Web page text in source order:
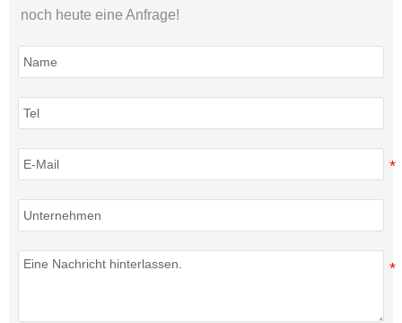
noch heute eine Anfrage!